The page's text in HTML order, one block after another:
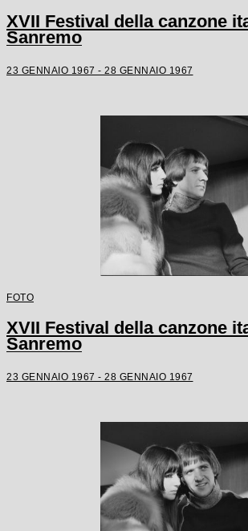
XVII Festival della canzone
Sanremo
23 GENNAIO 1967 - 28 GENNAIO 1967
FOTO
XVII Festival della canzone
Sanremo
23 GENNAIO 1967 - 28 GENNAIO 1967